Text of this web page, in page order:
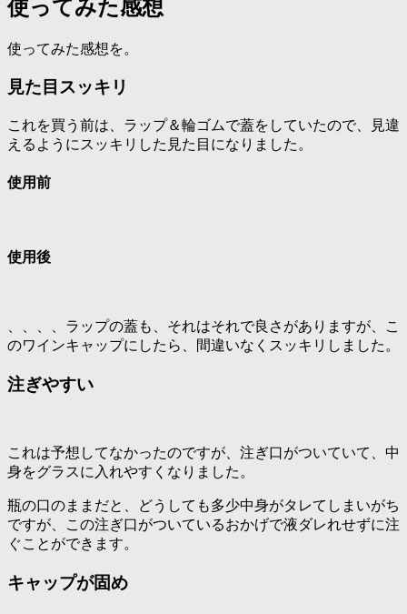
使ってみた感想
使ってみた感想を。
見た目スッキリ
これを買う前は、ラップ＆輪ゴムで蓋をしていたので、見違
えるようにスッキリした見た目になりました。
使用前
使用後
、、、、ラップの蓋も、それはそれで良さがありますが、こ
のワインキャップにしたら、間違いなくスッキリしました。
注ぎやすい
これは予想してなかったのですが、注ぎ口がついていて、中
身をグラスに入れやすくなりました。
瓶の口のままだと、どうしても多少中身がタレてしまいがち
ですが、この注ぎ口がついているおかげで液ダレれせずに注
ぐことができます。
キャップが固め